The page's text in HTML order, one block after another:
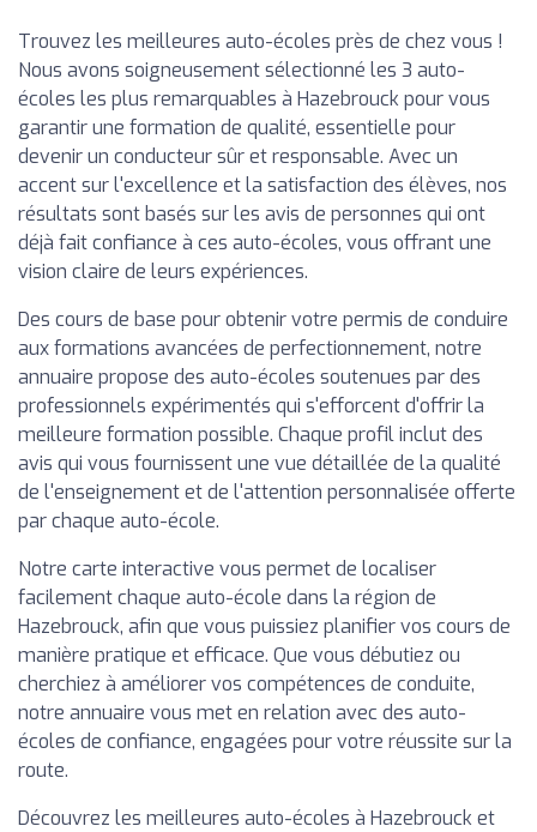
Trouvez les meilleures auto-écoles près de chez vous !
Nous avons soigneusement sélectionné les 3 auto-
écoles les plus remarquables à Hazebrouck pour vous
garantir une formation de qualité, essentielle pour
devenir un conducteur sûr et responsable. Avec un
accent sur l'excellence et la satisfaction des élèves, nos
résultats sont basés sur les avis de personnes qui ont
déjà fait confiance à ces auto-écoles, vous offrant une
vision claire de leurs expériences.
Des cours de base pour obtenir votre permis de conduire
aux formations avancées de perfectionnement, notre
annuaire propose des auto-écoles soutenues par des
professionnels expérimentés qui s'efforcent d'offrir la
meilleure formation possible. Chaque profil inclut des
avis qui vous fournissent une vue détaillée de la qualité
de l'enseignement et de l'attention personnalisée offerte
par chaque auto-école.
Notre carte interactive vous permet de localiser
facilement chaque auto-école dans la région de
Hazebrouck, afin que vous puissiez planifier vos cours de
manière pratique et efficace. Que vous débutiez ou
cherchiez à améliorer vos compétences de conduite,
notre annuaire vous met en relation avec des auto-
écoles de confiance, engagées pour votre réussite sur la
route.
Découvrez les meilleures auto-écoles à Hazebrouck et